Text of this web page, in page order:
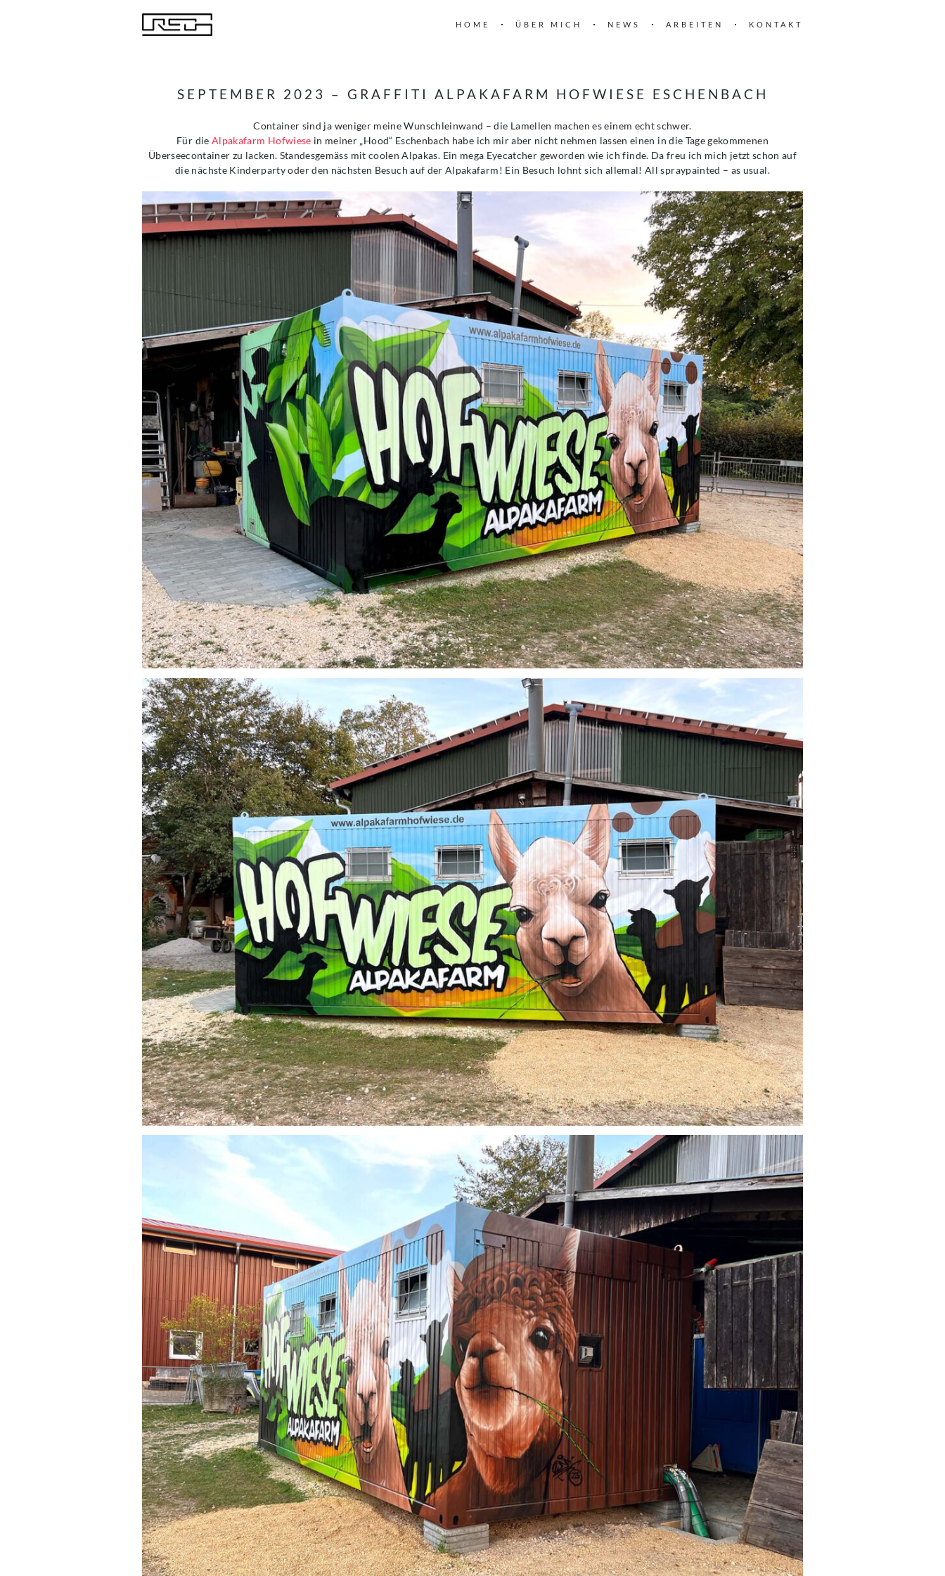
HOME ÜBER MICH NEWS ARBEITEN KONTAKT
SEPTEMBER 2023 – GRAFFITI ALPAKAFARM HOFWIESE ESCHENBACH
Container sind ja weniger meine Wunschleinwand – die Lamellen machen es einem echt schwer.
Für die Alpakafarm Hofwiese in meiner „Hood“ Eschenbach habe ich mir aber nicht nehmen lassen einen in die Tage gekommenen
Überseecontainer zu lacken. Standesgemäss mit coolen Alpakas. Ein mega Eyecatcher geworden wie ich finde. Da freu ich mich jetzt schon auf
die nächste Kinderparty oder den nächsten Besuch auf der Alpakafarm! Ein Besuch lohnt sich allemal! All spraypainted – as usual.